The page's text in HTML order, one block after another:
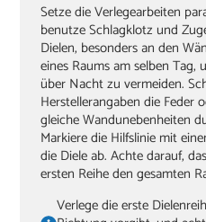
Setze die Verlegearbeiten
benutze Schlagklotz und
Dielen, besonders an den
eines Raums am selben Tag,
über Nacht zu vermeiden.
Herstellerangaben die Feder
gleiche Wandunebenheiten
Markiere die Hilfslinie mit
die Diele ab. Achte darauf,
ersten Reihe den gesamten
Verlege die erste